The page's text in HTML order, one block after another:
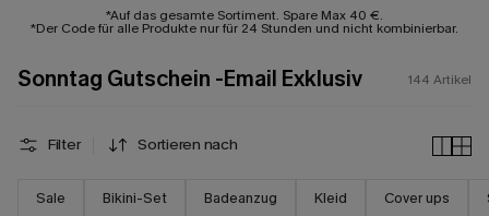
*Auf das gesamte Sortiment. Spare Max 40 €.
*Der Code für alle Produkte nur für 24 Stunden und nicht kombinierbar.
Sonntag Gutschein -Email Exklusiv 144 Artikel
Filter Sortieren nach
Sale Bikini-Set Badeanzug Kleid Cover ups